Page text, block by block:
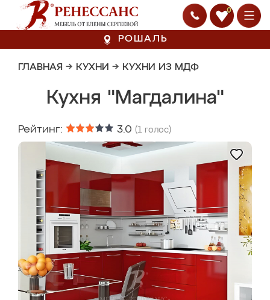
0
РОШАЛЬ
ГЛАВНАЯ → КУХНИ → КУХНИ ИЗ МДФ
Кухня "Магдалина"
Рейтинг: 3.0 (1 голос)